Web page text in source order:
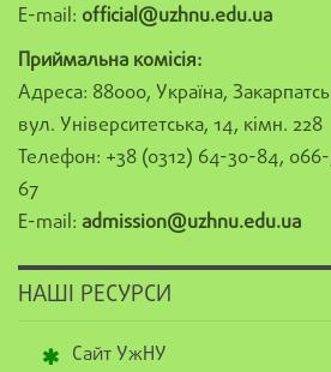
E-mail: official@uzhnu.edu.ua
Приймальна комісія:
Адреса: 88000, Україна,
вул. Університетська, 14, кімн. 228
Телефон: +38 (0312) 64-30-84,
67
E-mail: admission@uzhnu.edu.ua
НАШІ РЕСУРСИ
Сайт УжНУ